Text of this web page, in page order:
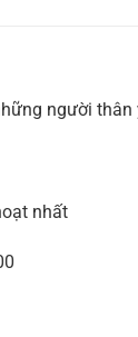
người
nhất